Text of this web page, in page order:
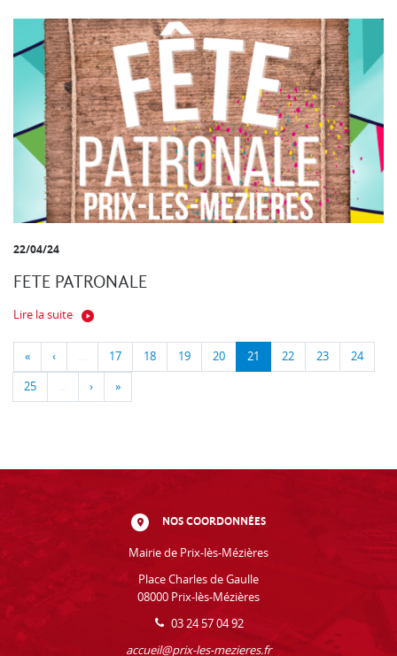
22/04/24
FETE PATRONALE
Lire la suite
« ‹ … 17 18 19 20 21 22 23 24
25 … › »
NOS COORDONNÉES
Mairie de Prix-lès-Mézières
Place Charles de Gaulle
08000 Prix-lès-Mézières
03 24 57 04 92
accueil@prix-les-mezieres.fr